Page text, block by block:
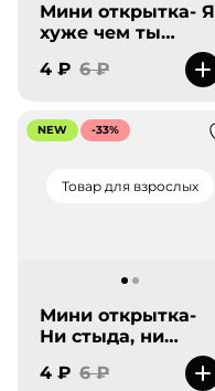
Мини открытка- Я
хуже чем ты
4 ₽ 6 ₽
Товар для взрослых
NEW -33%
Мини открытка-
Ни стыда, ни
совести, ничего
лишнего
4 ₽ 6 ₽